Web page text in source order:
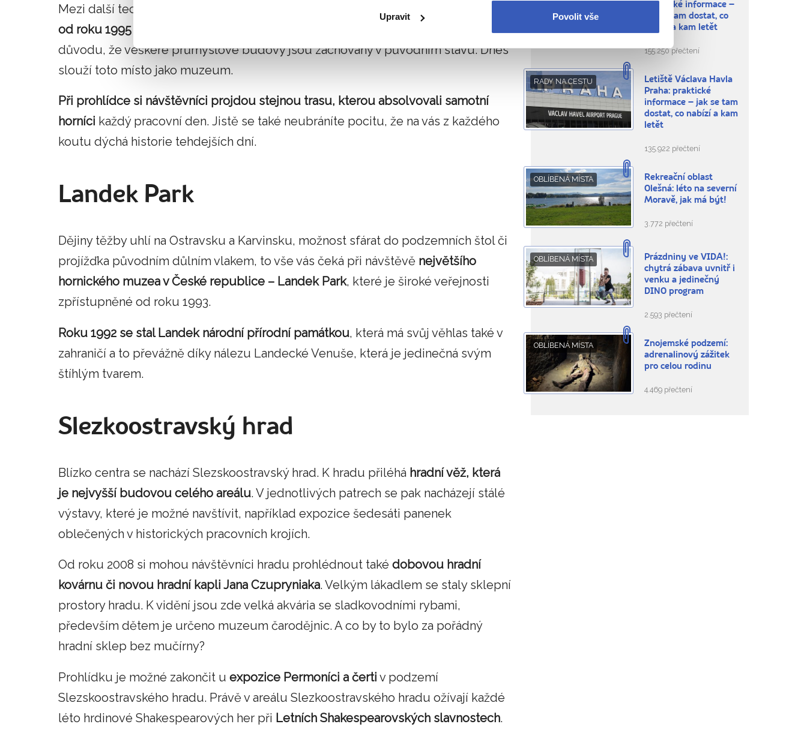
Upravit Povolit vše
Mezi další technické památky v Ostravě patří rozhodně také Důl Michal, který je
od roku 1995 veden jako národní kulturní památka
důvodu, že veškeré průmyslové budovy jsou zachovány v původním stavu. Dnes
slouží toto místo jako muzeum.
Při prohlídce si návštěvníci projdou stejnou trasu, kterou absolvovali samotní
horníci každý pracovní den. Jistě se také neubráníte pocitu, že na vás z každého
koutu dýchá historie tehdejších dní.
Landek Park
Dějiny těžby uhlí na Ostravsku a Karvinsku, možnost sfárat do podzemních štol či
projížďka původním důlním vlakem, to vše vás čeká při návštěvě největšího
hornického muzea v České republice – Landek Park, které je široké veřejnosti
zpřístupněné od roku 1993.
Roku 1992 se stal Landek národní přírodní památkou, která má svůj věhlas také v
zahraničí a to převážně díky nálezu Landecké Venuše, která je jedinečná svým
štíhlým tvarem.
Slezkoostravský hrad
Blízko centra se nachází Slezskoostravský hrad. K hradu přiléhá hradní věž, která
je nejvyšší budovou celého areálu. V jednotlivých patrech se pak nacházejí stálé
výstavy, které je možné navštívit, například expozice šedesáti panenek
oblečených v historických pracovních krojích.
Od roku 2008 si mohou návštěvníci hradu prohlédnout také dobovou hradní
kovárnu či novou hradní kapli Jana Czupryniaka. Velkým lákadlem se staly sklepní
prostory hradu. K vidění jsou zde velká akvária se sladkovodními rybami,
především dětem je určeno muzeum čarodějnic. A co by to bylo za pořádný
hradní sklep bez mučírny?
Prohlídku je možné zakončit u expozice Permoníci a čerti v podzemí
Slezskoostravského hradu. Právě v areálu Slezkoostravského hradu ožívají každé
léto hrdinové Shakespearových her při Letních Shakespearovských slavnostech.
praktické informace –
jak se tam dostat, co
nabízí a kam letět
155.250 přečtení
RADY NA CESTU
Letiště Václava Havla
Praha: praktické
informace – jak se tam
dostat, co nabízí a kam
letět
135.922 přečtení
OBLÍBENÁ MÍSTA
Rekreační oblast
Olešná: léto na severní
Moravě, jak má být!
3.772 přečtení
OBLÍBENÁ MÍSTA
Prázdniny ve VIDA!:
chytrá zábava uvnitř i
venku a jedinečný
DINO program
2.593 přečtení
OBLÍBENÁ MÍSTA
Znojemské podzemí:
adrenalinový zážitek
pro celou rodinu
4.469 přečtení